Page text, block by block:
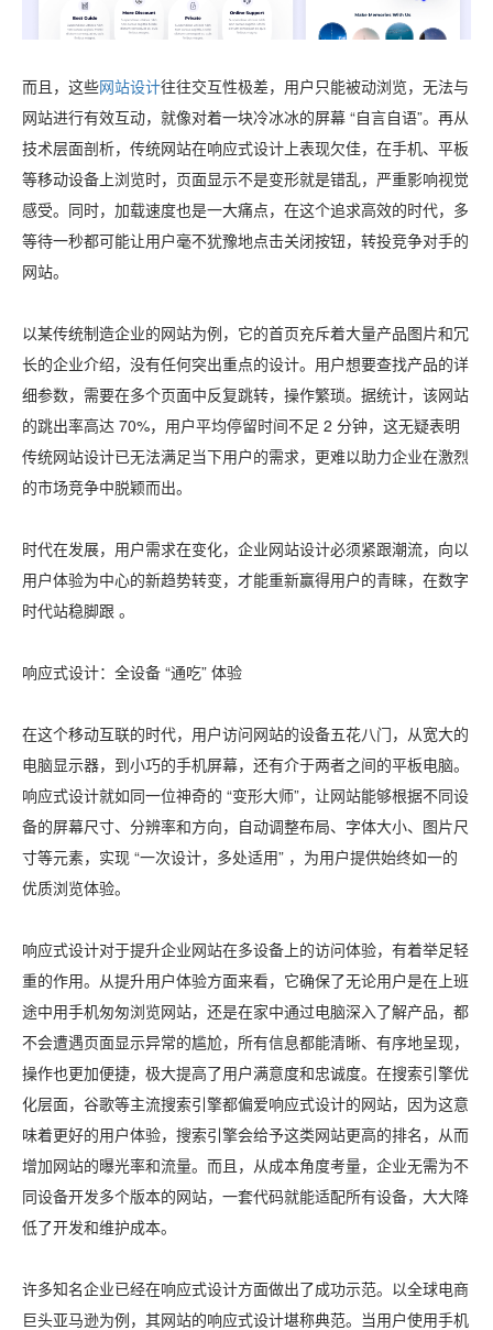
而且，这些网站设计往往交互性极差，用户只能被动浏览，无法与
网站进行有效互动，就像对着一块冷冰冰的屏幕 “自言自语”。再从
技术层面剖析，传统网站在响应式设计上表现欠佳，在手机、平板
等移动设备上浏览时，页面显示不是变形就是错乱，严重影响视觉
感受。同时，加载速度也是一大痛点，在这个追求高效的时代，多
等待一秒都可能让用户毫不犹豫地点击关闭按钮，转投竞争对手的
网站。
以某传统制造企业的网站为例，它的首页充斥着大量产品图片和冗
长的企业介绍，没有任何突出重点的设计。用户想要查找产品的详
细参数，需要在多个页面中反复跳转，操作繁琐。据统计，该网站
的跳出率高达 70%，用户平均停留时间不足 2 分钟，这无疑表明
传统网站设计已无法满足当下用户的需求，更难以助力企业在激烈
的市场竞争中脱颖而出。
时代在发展，用户需求在变化，企业网站设计必须紧跟潮流，向以
用户体验为中心的新趋势转变，才能重新赢得用户的青睐，在数字
时代站稳脚跟 。
响应式设计：全设备 “通吃” 体验
在这个移动互联的时代，用户访问网站的设备五花八门，从宽大的
电脑显示器，到小巧的手机屏幕，还有介于两者之间的平板电脑。
响应式设计就如同一位神奇的 “变形大师”，让网站能够根据不同设
备的屏幕尺寸、分辨率和方向，自动调整布局、字体大小、图片尺
寸等元素，实现 “一次设计，多处适用” ，为用户提供始终如一的
优质浏览体验。
响应式设计对于提升企业网站在多设备上的访问体验，有着举足轻
重的作用。从提升用户体验方面来看，它确保了无论用户是在上班
途中用手机匆匆浏览网站，还是在家中通过电脑深入了解产品，都
不会遭遇页面显示异常的尴尬，所有信息都能清晰、有序地呈现，
操作也更加便捷，极大提高了用户满意度和忠诚度。在搜索引擎优
化层面，谷歌等主流搜索引擎都偏爱响应式设计的网站，因为这意
味着更好的用户体验，搜索引擎会给予这类网站更高的排名，从而
增加网站的曝光率和流量。而且，从成本角度考量，企业无需为不
同设备开发多个版本的网站，一套代码就能适配所有设备，大大降
低了开发和维护成本。
许多知名企业已经在响应式设计方面做出了成功示范。以全球电商
巨头亚马逊为例，其网站的响应式设计堪称典范。当用户使用手机